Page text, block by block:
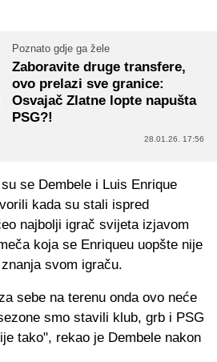
Poznato gdje ga žele
Zaboravite druge transfere,
ovo prelazi sve granice:
Osvajač Zlatne lopte napušta
PSG?!
28.01.26. 17:56
se Dembele i Luis Enrique
kada su stali ispred
najbolji igrač svijeta izjavom
koja se Enriqueu uopšte nije
svom igraču.
sebe na terenu onda ovo neće
smo stavili klub, grb i PSG
tako", rekao je Dembele nakon